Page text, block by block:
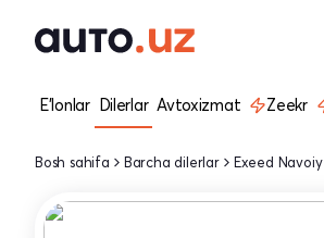
E'lonlar Dilerlar Avtoxizmat Zeekr
Bosh sahifa Barcha dilerlar Exeed Navoiy